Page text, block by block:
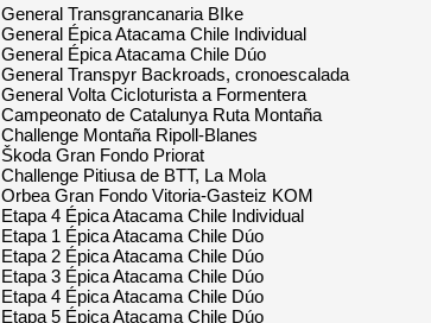
General Transgrancanaria BIke
General Épica Atacama Chile Individual
General Épica Atacama Chile Dúo
General Transpyr Backroads, cronoescalada
General Volta Cicloturista a Formentera
Campeonato de Catalunya Ruta Montaña
Challenge Montaña Ripoll-Blanes
Škoda Gran Fondo Priorat
Challenge Pitiusa de BTT, La Mola
Orbea Gran Fondo Vitoria-Gasteiz KOM
Etapa 4 Épica Atacama Chile Individual
Etapa 1 Épica Atacama Chile Dúo
Etapa 2 Épica Atacama Chile Dúo
Etapa 3 Épica Atacama Chile Dúo
Etapa 4 Épica Atacama Chile Dúo
Etapa 5 Épica Atacama Chile Dúo